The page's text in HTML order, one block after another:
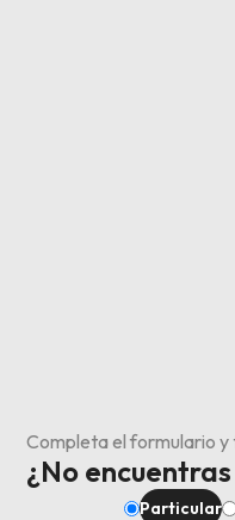
Completa el formulario y
¿No
Particular